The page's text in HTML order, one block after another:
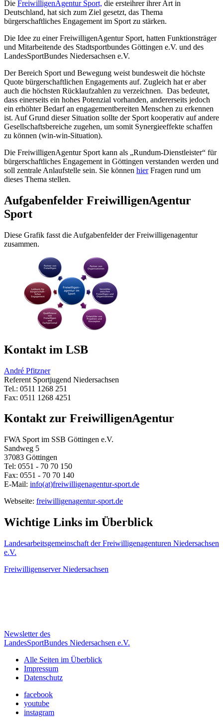
Die FreiwilligenAgentur Sport, die ersteihrer ihrer Art in
Deutschland, hat sich zum Ziel gesetzt, das Thema
bürgerschaftliches Engagement im Sport zu stärken.
Die Idee zu einer FreiwilligenAgentur Sport, hatten Funktionsträger
und Mitarbeitende des Stadtsportbundes Göttingen e.V. und des
LandesSportBundes Niedersachsen e.V.
Der Bereich Sport und Bewegung weist bundesweit die höchste
Quote bürgerschaftlichen Engagements auf. Zugleich hat er aber
auch die höchsten Rücklaufzahlen zu verzeichnen. Das bedeutet,
dass einerseits ein hohes Potenzial vorhanden, andererseits jedoch
ein erhöhter Bedarf an engagementbereiten Menschen zu erkennen
ist. Auf Grund dieser Situation sollte der Sport kooperativ auf andere
Gesellschaftsbereiche zugehen, um somit Synergieeffekte schaffen
zu können (win-win-Situation).
Die FreiwilligenAgentur Sport kann als „Rundum-Dienstleister“ für
bürgerschaftliches Engagement in Göttingen verstanden werden und
soll zentrale Anlaufstelle sein. Sie können hierFragen rund um
dieses Thema stellen.
Aufgabenfelder FreiwilligenAgentur
Sport
Diese Grafik fasst die Aufgabenfelder der Freiwilligenagentur
zusammen.
Kontakt im LSB
André Pfitzner
Referent Sportjugend Niedersachsen
Tel.: 0511 1268 251
Fax: 0511 1268 4251
Kontakt zur FreiwilligenAgentur
FWA Sport im SSB Göttingen e.V.
Sandweg 5
37083 Göttingen
Tel: 0551 - 70 70 150
Fax: 0551 - 70 70 140
E-Mail: info(at)freiwilligenagentur-sport.de
Webseite: freiwilligenagentur-sport.de
Wichtige Links im Überblick
Landesarbeitsgemeinschaft der Freiwilligenagenturen Niedersachsen
e.V.
Freiwilligenserver Niedersachsen
Newsletter des
LandesSportBundes Niedersachsen e.V.
Alle Seiten im Überblick
Impressum
Datenschutz
facebook
youtube
instagram